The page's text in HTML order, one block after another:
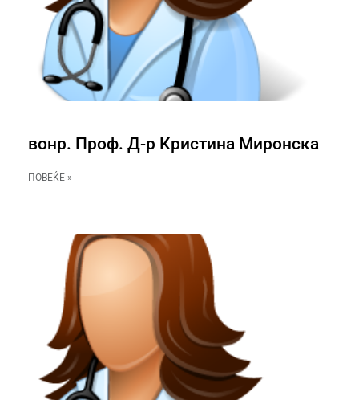
вонр. Проф. Д-р Кристина Миронска
ПОВЕЌЕ »